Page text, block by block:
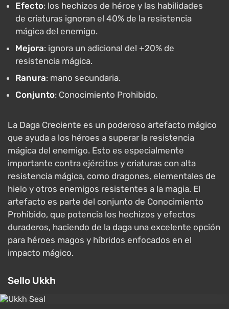
Efecto: los hechizos de héroe y las habilidades
de criaturas ignoran el 40% de la resistencia
mágica del enemigo.
Mejora: ignora un adicional del +20% de
resistencia mágica.
Ranura: mano secundaria.
Conjunto: Conocimiento Prohibido.
La Daga Creciente es un poderoso artefacto mágico
que ayuda a los héroes a superar la resistencia
mágica del enemigo. Esto es especialmente
importante contra ejércitos y criaturas con alta
resistencia mágica, como dragones, elementales de
hielo y otros enemigos resistentes a la magia. El
artefacto es parte del conjunto de Conocimiento
Prohibido, que potencia los hechizos y efectos
duraderos, haciendo de la daga una excelente opción
para héroes magos y híbridos enfocados en el
impacto mágico.
Sello Ukkh